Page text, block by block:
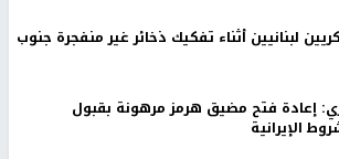
3 عسكريين لبنانيين أثناء تفكيك ذخائر غير منفجرة جنوب
إعادة فتح مضيق هرمز مرهونة بقبول
الإيرانية